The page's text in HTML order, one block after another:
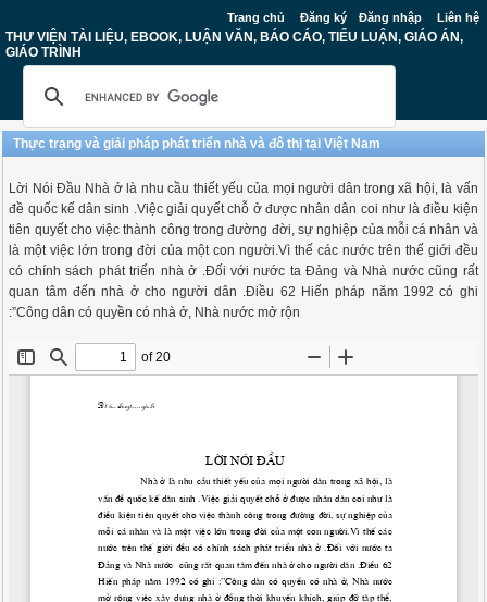
Trang chủ Đăng ký Đăng nhập Liên hệ
THƯ VIỆN TÀI LIỆU, EBOOK, LUẬN VĂN, BÁO CÁO, TIỂU LUẬN, GIÁO ÁN,
GIÁO TRÌNH
Thực trạng và giải pháp phát triển nhà và đô thị tại Việt Nam
Lời Nói Đầu Nhà ở là nhu cầu thiết yếu của mọi người dân trong xã hội, là vấn
đề quốc kế dân sinh .Việc giải quyết chỗ ở được nhân dân coi như là điều kiện
tiên quyết cho việc thành công trong đường đời, sự nghiệp của mỗi cá nhân và
là một việc lớn trong đời của một con người.Vì thế các nước trên thế giới đều
có chính sách phát triển nhà ở .Đối với nước ta Đảng và Nhà nước cũng rất
quan tâm đến nhà ở cho người dân .Điều 62 Hiến pháp năm 1992 có ghi
:”Công dân có quyền có nhà ở, Nhà nước mở rộn